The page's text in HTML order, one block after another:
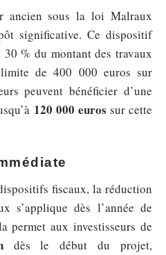
ancien sous la loi Malraux
significative. Ce dispositif
30 % du montant des travaux
de 400 000 euros sur
peuvent bénéficier d’une
120 000 euros sur cette
fiscaux, la réduction
s’applique dès l’année de
permet aux investisseurs de
dès le début du projet,